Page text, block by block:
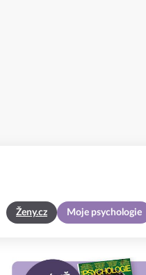
Ženy.cz Moje psychologie